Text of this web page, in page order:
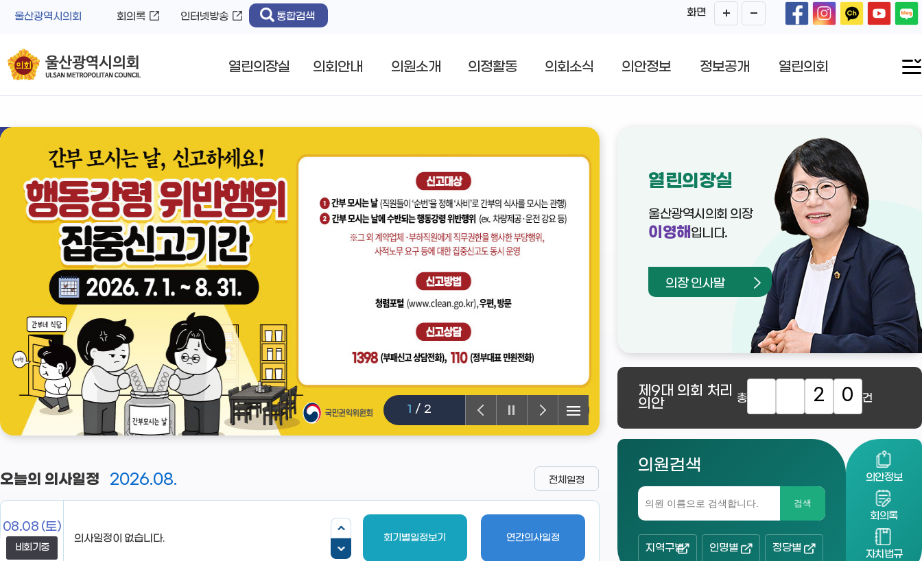
울산광역시의회 회의록 인터넷방송 통합검색 화면
열린의장실 의회안내 의원소개 의정활동 의회소식 의안정보 정보공개 열린의회
1 / 2
열린의장실
울산광역시의회 의장
이영해 입니다.
의장 인사말
제9대 의회 처리
의안 총 2 0 건
오늘의 의사일정 2026.08.
08.08 (토)
비회기중
의사일정이 없습니다. 회기별일정보기 연간의사일정
전체일정
의원검색
검색
지역구별 인명별 정당별
의안정보
회의록
자치법규